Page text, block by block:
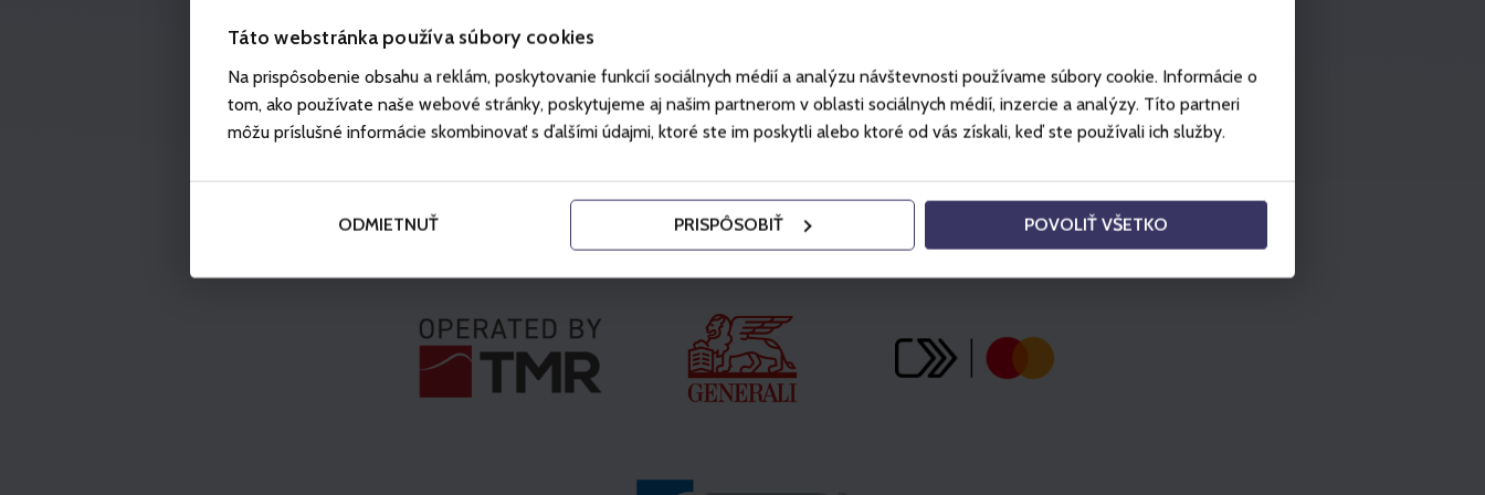
Táto webstránka používa súbory cookies
Na prispôsobenie obsahu a reklám, poskytovanie funkcií sociálnych médií a analýzu návštevnosti používame súbory cookie. Informácie o
tom, ako používate naše webové stránky, poskytujeme aj našim partnerom v oblasti sociálnych médií, inzercie a analýzy. Títo partneri
môžu príslušné informácie skombinovať s ďalšími údajmi, ktoré ste im poskytli alebo ktoré od vás získali, keď ste používali ich služby.
ODMIETNUŤ PRISPÔSOBIŤ POVOLIŤ VŠETKO
Partner